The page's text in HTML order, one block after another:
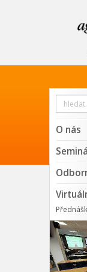
Vyhledat
webu
O nás